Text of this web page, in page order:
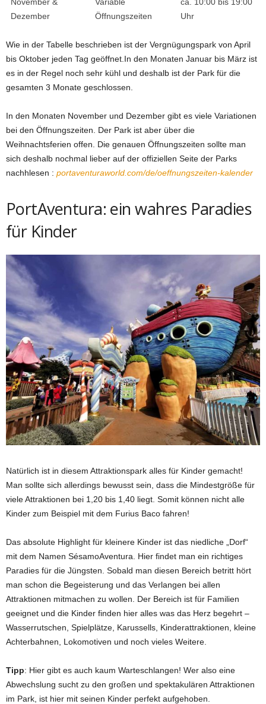
Dezember
Öffnungszeiten
Uhr
Wie in der Tabelle beschrieben ist der Vergnügungspark von April
bis Oktober jeden Tag geöffnet.In den Monaten Januar bis März ist
es in der Regel noch sehr kühl und deshalb ist der Park für die
gesamten 3 Monate geschlossen.
In den Monaten November und Dezember gibt es viele Variationen
bei den Öffnungszeiten. Der Park ist aber über die
Weihnachtsferien offen. Die genauen Öffnungszeiten sollte man
sich deshalb nochmal lieber auf der offiziellen Seite der Parks
nachhlesen : portaventuraworld.com/de/oeffnungszeiten-kalender
PortAventura: ein wahres Paradies
für Kinder
Natürlich ist in diesem Attraktionspark alles für Kinder gemacht!
Man sollte sich allerdings bewusst sein, dass die Mindestgröße für
viele Attraktionen bei 1,20 bis 1,40 liegt. Somit können nicht alle
Kinder zum Beispiel mit dem Furius Baco fahren!
Das absolute Highlight für kleinere Kinder ist das niedliche „Dorf“
mit dem Namen SésamoAventura. Hier findet man ein richtiges
Paradies für die Jüngsten. Sobald man diesen Bereich betritt hört
man schon die Begeisterung und das Verlangen bei allen
Attraktionen mitmachen zu wollen. Der Bereich ist für Familien
geeignet und die Kinder finden hier alles was das Herz begehrt –
Wasserrutschen, Spielplätze, Karussells, Kinderattraktionen, kleine
Achterbahnen, Lokomotiven und noch vieles Weitere.
Tipp: Hier gibt es auch kaum Warteschlangen! Wer also eine
Abwechslung sucht zu den großen und spektakulären Attraktionen
im Park, ist hier mit seinen Kinder perfekt aufgehoben.